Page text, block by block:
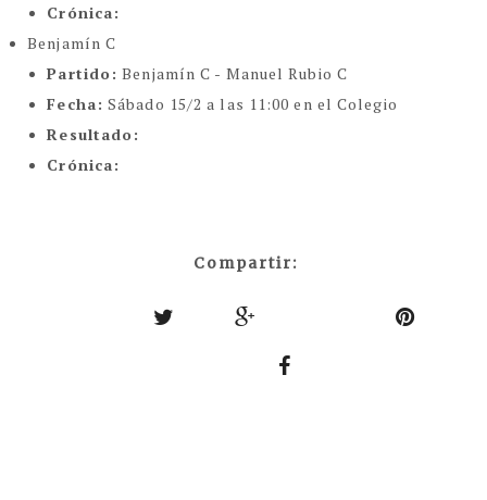
Crónica:
Benjamín C
Partido: Benjamín C - Manuel Rubio C
Fecha: Sábado 15/2 a las 11:00 en el Colegio
Resultado:
Crónica:
Compartir: